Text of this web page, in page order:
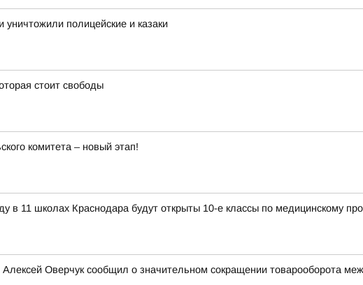
уничтожили полицейские и казаки
стоит свободы
комитета – новый этап!
в 11 школах Краснодара будут открыты 10-е классы по медицинскому
Оверчук сообщил о значительном сокращении товарооборота